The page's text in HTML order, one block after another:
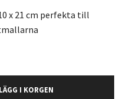
x 21 cm perfekta till
LÄGG I KORGEN